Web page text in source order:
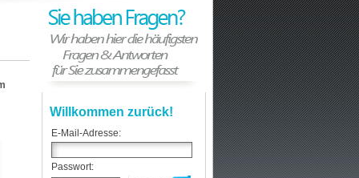
Willkommen zurück!
E-Mail-Adresse:
Passwort: